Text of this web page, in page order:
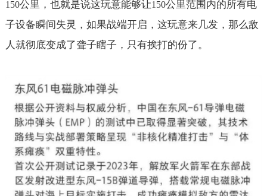
150公里，也就是说这玩意能够让150公里范围内的所有电
子设备瞬间失灵，如果战端开启，这玩意来几发，那么敌
人就彻底变成了聋子瞎子，只有挨打的份了。